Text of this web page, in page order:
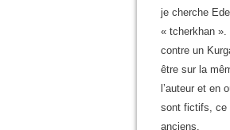
je cherche
« tcherkhan ».
contre un
être sur la
l’auteur et en
sont fictifs, ce
anciens.